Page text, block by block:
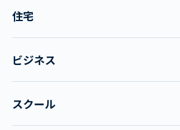
住宅
ビジネス
スクール